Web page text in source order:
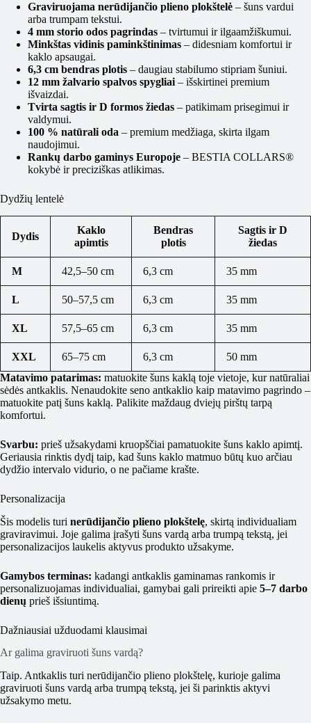
Graviruojama nerūdijančio plieno plokštelė – šuns vardui
arba trumpam tekstui.
4 mm storio odos pagrindas – tvirtumui ir ilgaamžiškumui.
Minkštas vidinis paminkštinimas – didesniam komfortui ir
kaklo apsaugai.
6,3 cm bendras plotis – daugiau stabilumo stipriam šuniui.
12 mm žalvario spalvos spygliai – išskirtinei premium
išvaizdai.
Tvirta sagtis ir D formos žiedas – patikimam prisegimui ir
valdymui.
100 % natūrali oda – premium medžiaga, skirta ilgam
naudojimui.
Rankų darbo gaminys Europoje – BESTIA COLLARS®
kokybė ir preciziškas atlikimas.
Dydžių lentelė
Dydis
Kaklo
apimtis
Bendras
plotis
Sagtis ir D
žiedas
M 42,5–50 cm 6,3 cm 35 mm
L 50–57,5 cm 6,3 cm 35 mm
XL 57,5–65 cm 6,3 cm 35 mm
XXL 65–75 cm 6,3 cm
50 mm
Matavimo patarimas: matuokite šuns kaklą toje vietoje, kur natūraliai
sėdės antkaklis. Nenaudokite seno antkaklio kaip matavimo pagrindo –
matuokite patį šuns kaklą. Palikite maždaug dviejų pirštų tarpą
komfortui.
Svarbu: prieš užsakydami kruopščiai pamatuokite šuns kaklo apimtį.
Geriausia rinktis dydį taip, kad šuns kaklo matmuo būtų kuo arčiau
dydžio intervalo vidurio, o ne pačiame krašte.
Personalizacija
Šis modelis turi nerūdijančio plieno plokštelę, skirtą individualiam
graviravimui. Joje galima įrašyti šuns vardą arba trumpą tekstą, jei
personalizacijos laukelis aktyvus produkto užsakyme.
Gamybos terminas: kadangi antkaklis gaminamas rankomis ir
personalizuojamas individualiai, gamybai gali prireikti apie 5–7 darbo
dienų prieš išsiuntimą.
Dažniausiai užduodami klausimai
Ar galima graviruoti šuns vardą?
Taip. Antkaklis turi nerūdijančio plieno plokštelę, kurioje galima
graviruoti šuns vardą arba trumpą tekstą, jei ši parinktis aktyvi
užsakymo metu.